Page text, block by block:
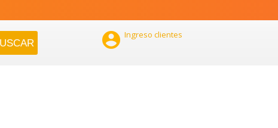
 Ingreso clientes